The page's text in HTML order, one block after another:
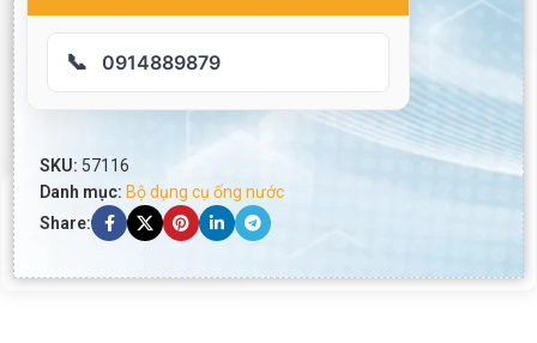
📞 0914889879
SKU: 57116
Danh mục: Bộ dụng cụ ống nước
Share: